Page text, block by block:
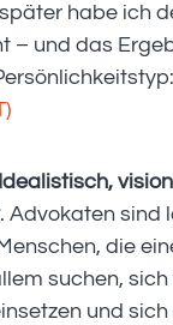
habe ich
– und das
Idealistisch,
. Advokaten sind
die
suchen,
und sich